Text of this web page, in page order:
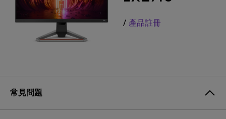
/ 產品註冊
常見問題